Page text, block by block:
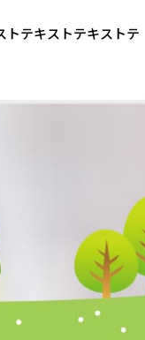
トテキストテキストテ